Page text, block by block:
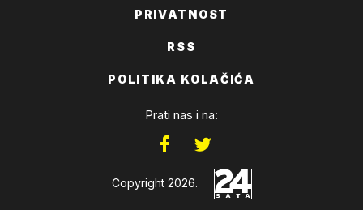
PRIVATNOST
RSS
POLITIKA KOLAČIĆA
Prati nas i na:
Copyright 2026.